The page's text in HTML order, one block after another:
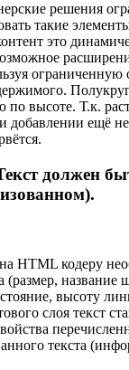
решения
такие
это
ограниченную
по высоте. Т.к.
добавлении ещё
должен
HTML кодеру
(размер,
высоту
слоя текст
текста